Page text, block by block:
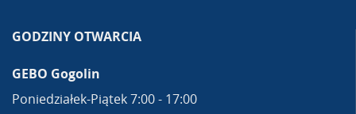
GODZINY OTWARCIA
GEBO Gogolin
Poniedziałek-Piątek 7:00 - 17:00